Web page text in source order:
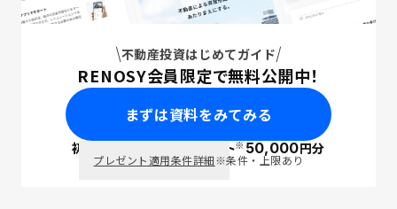
不動産投資はじめてガイド
RENOSY会員限定で無料公開中！
まずは資料をみてみる
初回面談で ポイント※50,000円分
プレゼント適用条件詳細※条件・上限あり